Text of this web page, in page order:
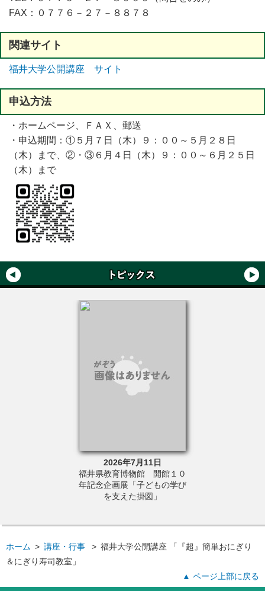
FAX：０７７６－２７－８８７８
関連サイト
福井大学公開講座 サイト
申込方法
・ホームページ、ＦＡＸ、郵送
・申込期間：①５月７日（木）９：００～５月２８日
（木）まで、②・③６月４日（木）９：００～６月２５日
（木）まで
2026年7月11日
福井県教育博物館 開館１０
年記念企画展「子どもの学び
を支えた掛図」
ホーム > 講座・行事 > 福井大学公開講座 「『超』簡単おにぎり
＆にぎり寿司教室」
▲ ページ上部に戻る